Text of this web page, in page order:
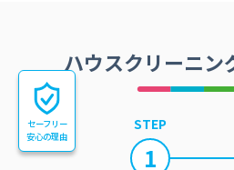
ハウスクリーニン
STEP
1
セーフリー
安心の理由